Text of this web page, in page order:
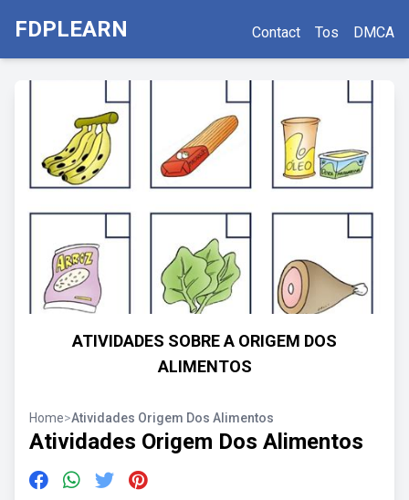
FDPLEARN Contact Tos DMCA
ATIVIDADES SOBRE A ORIGEM DOS
ALIMENTOS
Home>Atividades Origem Dos Alimentos
Atividades Origem Dos Alimentos